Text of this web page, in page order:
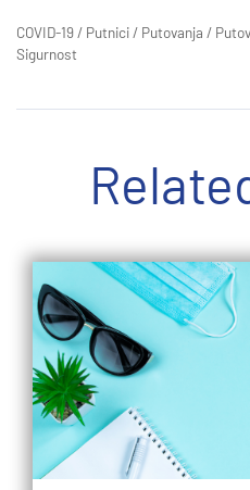
COVID-19 / Putnici / Putovanja /
Sigurnost